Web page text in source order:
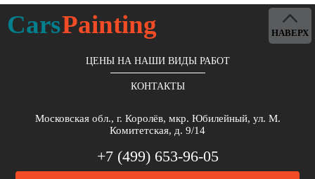
CarsPainting
ЦЕНЫ НА НАШИ ВИДЫ РАБОТ
КОНТАКТЫ
Московская обл., г. Королёв, мкр. Юбилейный, ул. М.
Комитетская, д. 9/14
+7 (499) 653-96-05
НАВЕРХ